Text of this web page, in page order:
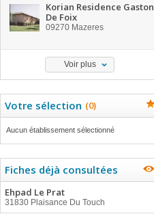
Korian Residence Gaston
De Foix
09270 Mazeres
Voir plus
Votre sélection (0)
Aucun établissement sélectionné
Fiches déjà consultées
Ehpad Le Prat
31830 Plaisance Du Touch